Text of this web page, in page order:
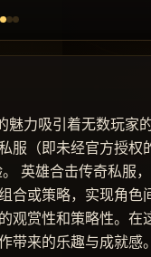
力吸引着无数玩家
（即未经官方授权
英雄合击传奇私服
合或策略，实现角色
观赏性和策略性。在
带来的乐趣与成就感